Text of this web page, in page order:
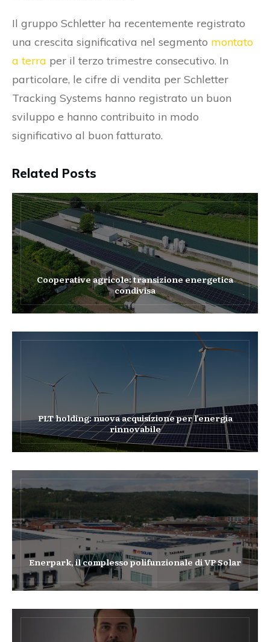
Il gruppo Schletter ha recentemente registrato
una crescita significativa nel segmento montato
a terra per il terzo trimestre consecutivo. In
particolare, le cifre di vendita per Schletter
Tracking Systems hanno registrato un buon
sviluppo e hanno contribuito in modo
significativo al buon fatturato.
Related Posts
Cooperative agricole: transizione energetica
condivisa
PLT holding: nuova acquisizione per l’energia
rinnovabile
Enerpark, il complesso polifunzionale di VP Solar